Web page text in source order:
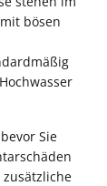
bösen
Sie